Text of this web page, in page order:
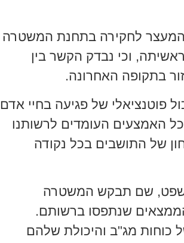
המעצר לחקירה בתחנת המשטרה
וכי נבדק הקשר בין
בתקופה האחרונה.
פוטנציאלי של פגיעה בחיי אדם
האמצעים העומדים לרשותנו
של התושבים בכל נקודה
שם תבקש המשטרה
שנתפסו ברשותם.
כוחות מג"ב והיכולת שלהם